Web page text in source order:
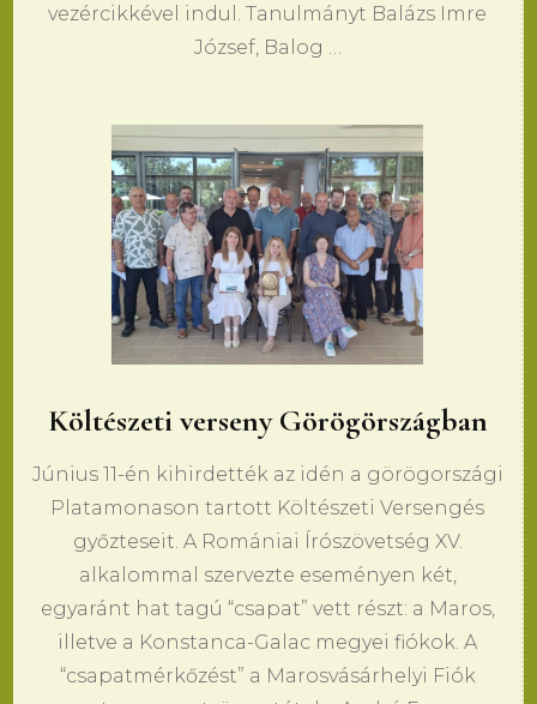
vezércikkével indul. Tanulmányt Balázs Imre
József, Balog …
Költészeti verseny Görögörszágban
Június 11-én kihirdették az idén a görögországi
Platamonason tartott Költészeti Versengés
győzteseit. A Romániai Írószövetség XV.
alkalommal szervezte eseményen két,
egyaránt hat tagú “csapat” vett részt: a Maros,
illetve a Konstanca-Galac megyei fiókok. A
“csapatmérkőzést” a Marosvásárhelyi Fiók